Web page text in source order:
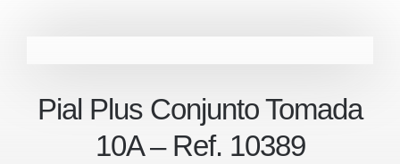
Pial Plus Conjunto Tomada
10A – Ref. 10389